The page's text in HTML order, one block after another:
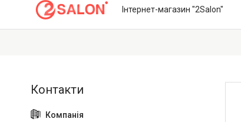
Інтернет-магазин "2Salon"